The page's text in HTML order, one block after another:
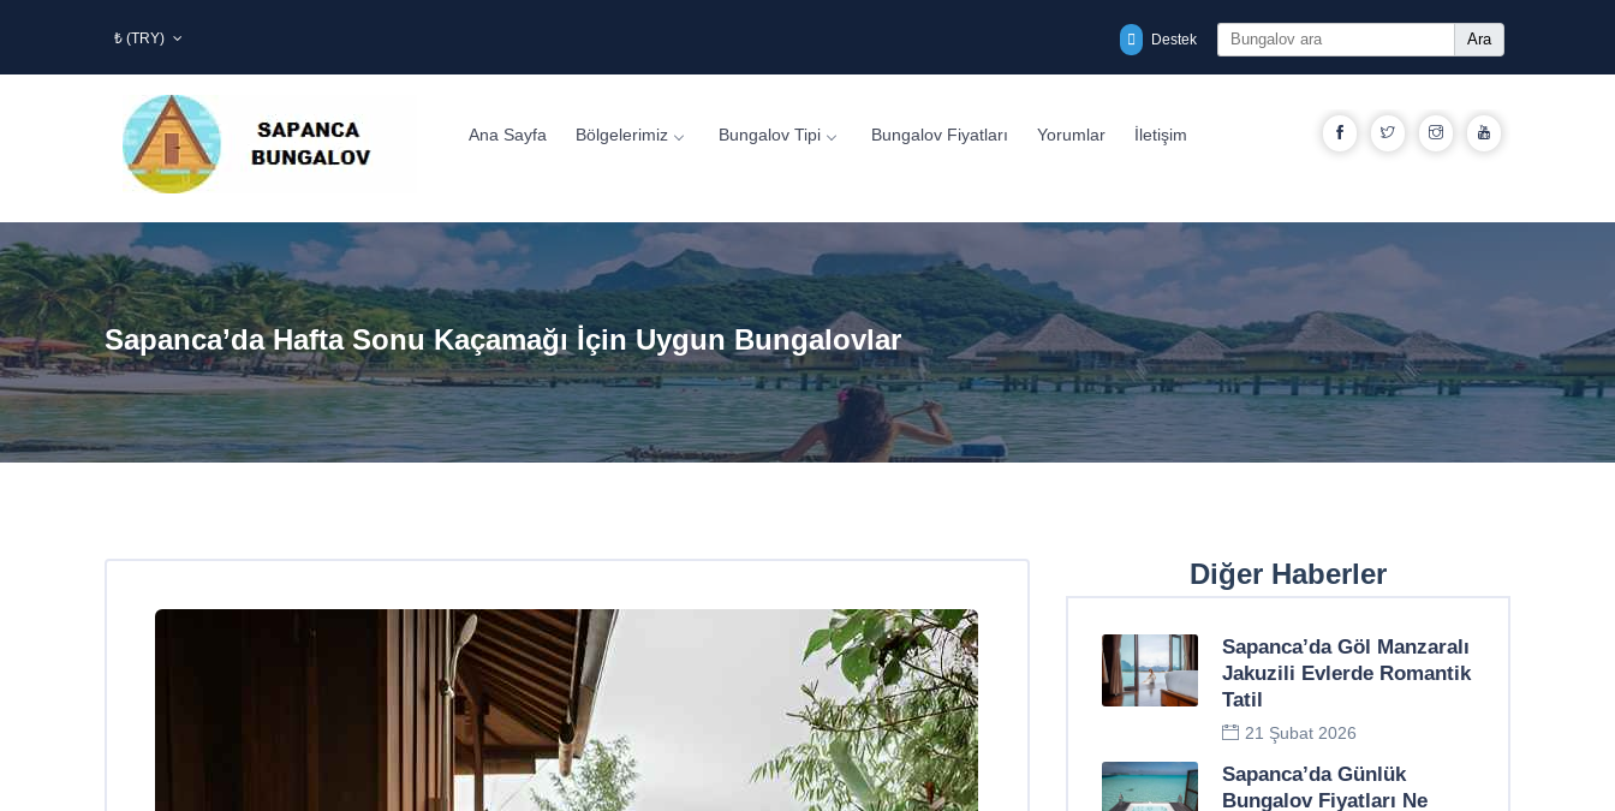
₺ (TRY) Destek Ara
Ana Sayfa Bölgelerimiz Bungalov Tipi Bungalov Fiyatları Yorumlar İletişim FacebookTwitter Instagram
Sapanca’da Hafta Sonu Kaçamağı İçin Uygun Bungalovlar
Diğer Haberler
Sapanca’da Göl Manzaralı
Jakuzili Evlerde Romantik
Tatil
21 Şubat 2026
Sapanca’da Günlük
Bungalov Fiyatları Ne